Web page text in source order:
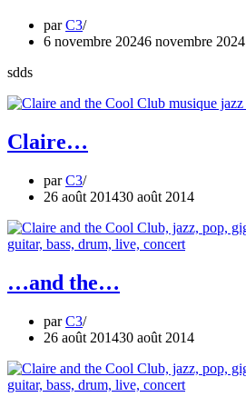
parC3
6 novembre 20246 novembre 2024
sdds
Claire…
parC3
26 août 201430 août 2014
…and the…
parC3
26 août 201430 août 2014